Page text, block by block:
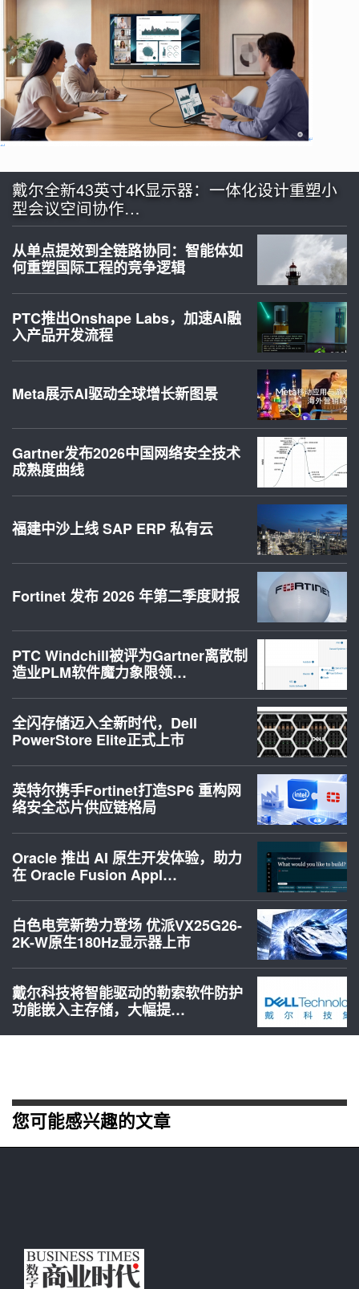
戴尔全新43英寸4K显示器：一体化设计重塑小
型会议空间协作…
从单点提效到全链路协同：智能体如
何重塑国际工程的竞争逻辑
PTC推出Onshape Labs，加速AI融
入产品开发流程
Meta展示AI驱动全球增长新图景
Gartner发布2026中国网络安全技术
成熟度曲线
福建中沙上线 SAP ERP 私有云
Fortinet 发布 2026 年第二季度财报
PTC Windchill被评为Gartner离散制
造业PLM软件魔力象限领…
全闪存储迈入全新时代，Dell
PowerStore Elite正式上市
英特尔携手Fortinet打造SP6 重构网
络安全芯片供应链格局
Oracle 推出 AI 原生开发体验，助力
在 Oracle Fusion Appl…
白色电竞新势力登场 优派VX25G26-
2K-W原生180Hz显示器上市
戴尔科技将智能驱动的勒索软件防护
功能嵌入主存储，大幅提…
您可能感兴趣的文章